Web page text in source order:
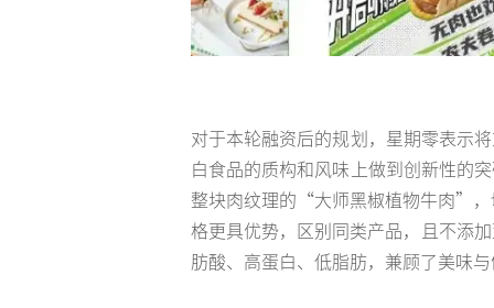
对于本轮融资后的规划，星期零表示
白食品的质构和风味上做到创新性的
整块肉纹理的“大师黑椒植物牛肉”，
格更具优势，区别同类产品，且不添
肪酸、高蛋白、低脂肪，兼顾了美味与